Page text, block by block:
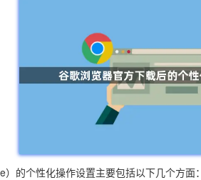
的个性化操作设置主要包括以下几个方面：